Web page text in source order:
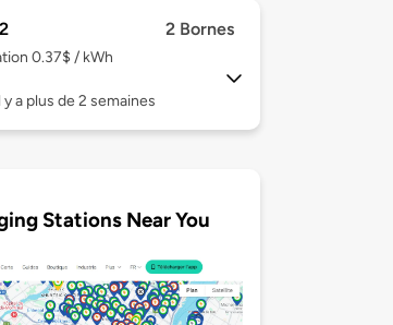
2 Bornes
0.37$ / kWh
a plus de 2 semaines
Stations Near You